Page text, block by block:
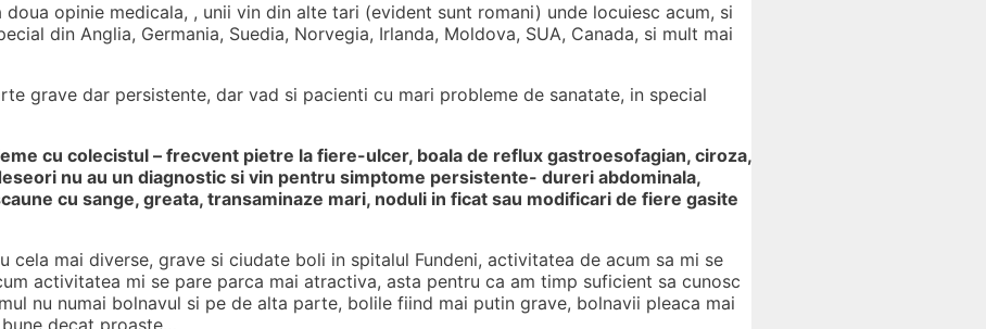
opinie medicala, , unii vin din alte tari (evident sunt romani) unde locuiesc acum, si
din Anglia, Germania, Suedia, Norvegia, Irlanda, Moldova, SUA, Canada, si mult mai
grave dar persistente, dar vad si pacienti cu mari probleme de sanatate, in special
cu colecistul – frecvent pietre la fiere-ulcer, boala de reflux gastroesofagian, ciroza,
nu au un diagnostic si vin pentru simptome persistente- dureri abdominala,
cu sange, greata, transaminaze mari, noduli in ficat sau modificari de fiere gasite
mai diverse, grave si ciudate boli in spitalul Fundeni, activitatea de acum sa mi se
activitatea mi se pare parca mai atractiva, asta pentru ca am timp suficient sa cunosc
nu numai bolnavul si pe de alta parte, bolile fiind mai putin grave, bolnavii pleaca mai